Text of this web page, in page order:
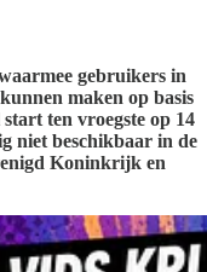
gebruikers in
maken op basis
ten vroegste op 14
niet beschikbaar in de
Koninkrijk en